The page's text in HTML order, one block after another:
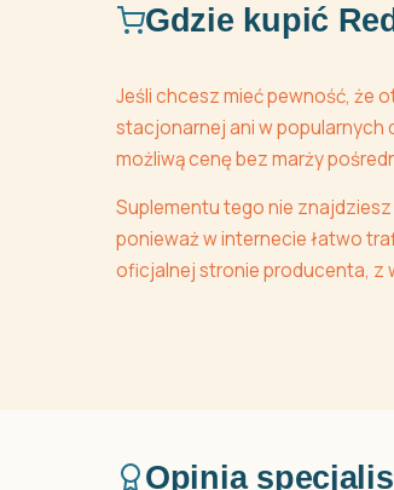
Gdzie kupić
Jeśli chcesz mieć pewność, że
stacjonarnej ani w popularnych
możliwą cenę bez marży
Suplementu tego nie
ponieważ w internecie łatwo
oficjalnej stronie producenta, z
Opinia